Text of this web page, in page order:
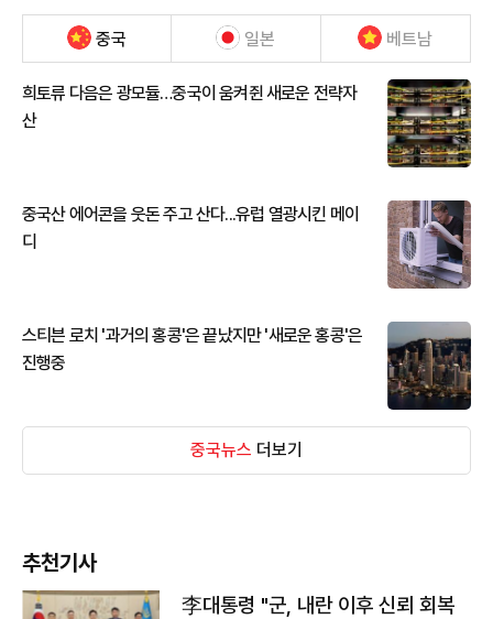
중국 일본 베트남
희토류 다음은 광모듈…중국이 움켜쥔 새로운 전략자
산
중국산 에어콘을 웃돈 주고 산다...유럽 열광시킨 메이
디
스티븐 로치 '과거의 홍콩'은 끝났지만 '새로운 홍콩'은
진행중
중국뉴스 더보기
추천기사
李대통령 "군, 내란 이후 신뢰 회복